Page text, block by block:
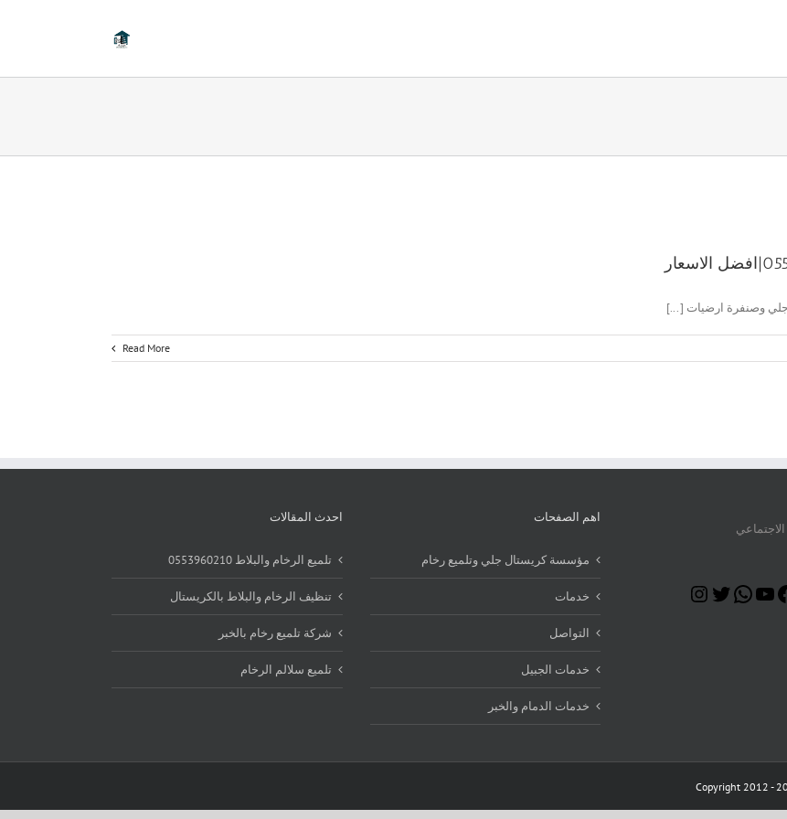
Read More
Facebook
YouTube
WhatsApp
Twitter
اهم الصفحات
مؤسسة كريستال جلي وتلميع رخام
خدمات
التواصل
خدمات الجبيل
خدمات الدمام والخبر
احدث المقالات
تلميع الرخام والبلاط 0553960210
تنظيف الرخام والبلاط بالكريستال
شركة تلميع رخام بالخبر
تلميع سلالم الرخام
Copyright 2012 -